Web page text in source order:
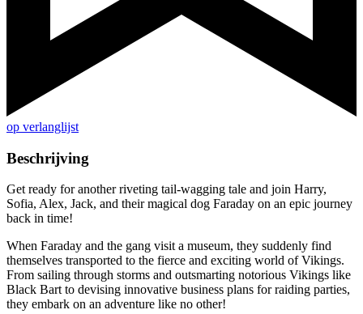
op verlanglijst
Beschrijving
Get ready for another riveting tail-wagging tale and join Harry,
Sofia, Alex, Jack, and their magical dog Faraday on an epic journey
back in time!
When Faraday and the gang visit a museum, they suddenly find
themselves transported to the fierce and exciting world of Vikings.
From sailing through storms and outsmarting notorious Vikings like
Black Bart to devising innovative business plans for raiding parties,
they embark on an adventure like no other!